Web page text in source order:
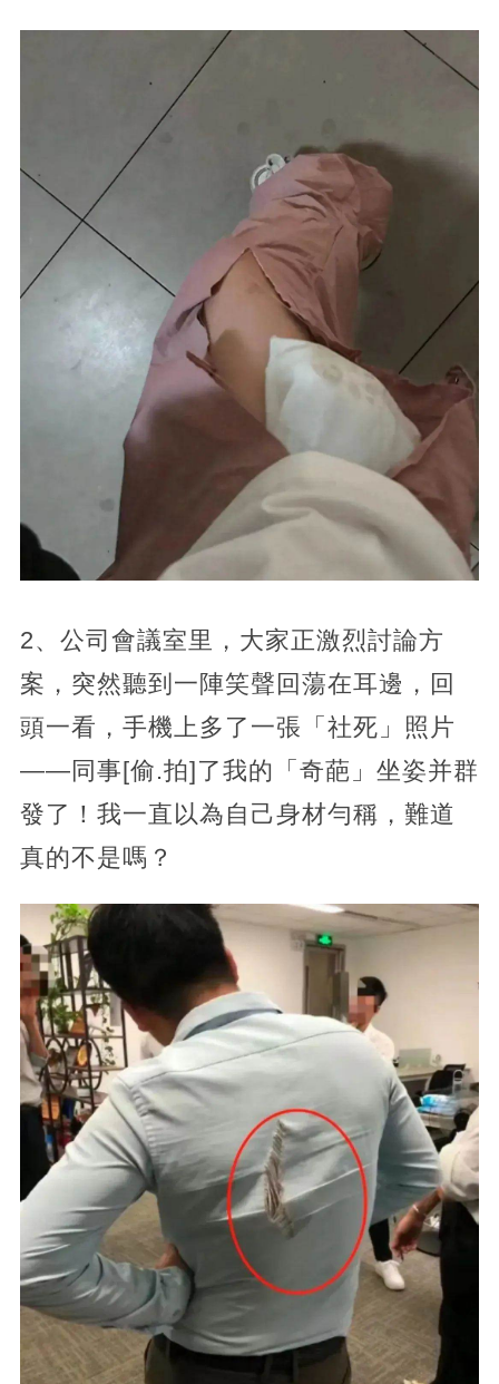
2、公司會議室里，大家正激烈討論方
案，突然聽到一陣笑聲回蕩在耳邊，回
頭一看，手機上多了一張「社死」照片
——同事[偷.拍]了我的「奇葩」坐姿并群
發了！我一直以為自己身材勻稱，難道
真的不是嗎？